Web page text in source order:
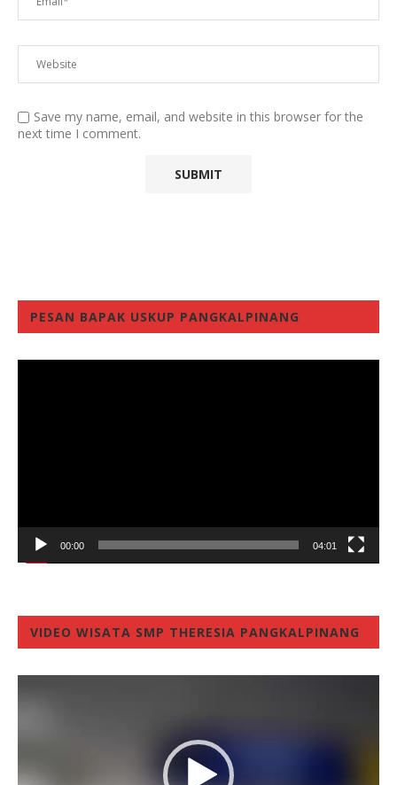
Save my name, email, and website in this browser for the
next time I comment.
PESAN BAPAK USKUP PANGKALPINANG
00:00 04:01
VIDEO WISATA SMP THERESIA PANGKALPINANG